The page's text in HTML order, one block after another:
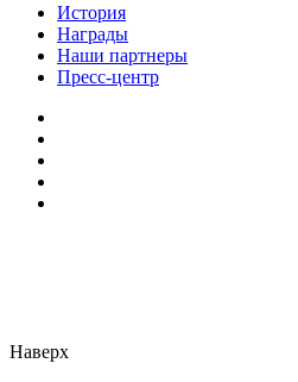
История
Награды
Наши партнеры
Пресс-центр
Наверх